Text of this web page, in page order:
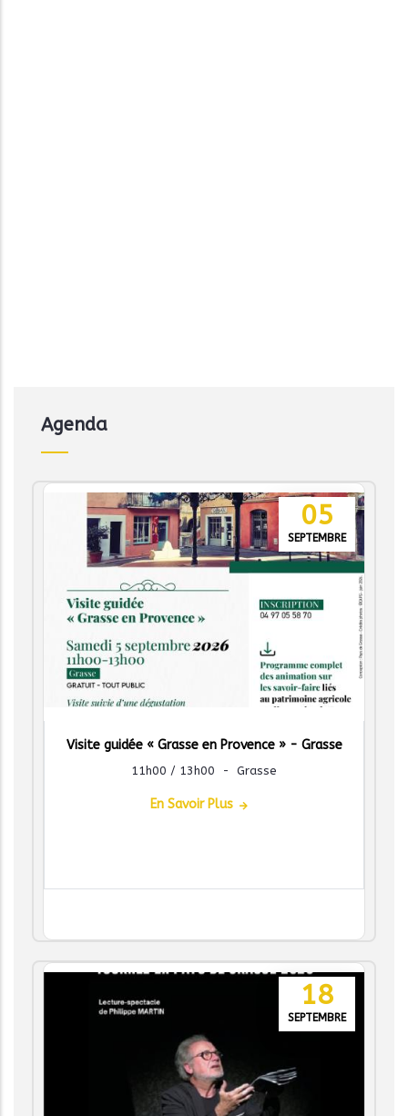
Agenda
05
SEPTEMBRE
Visite guidée « Grasse en Provence » - Grasse
11h00 / 13h00 - Grasse
En Savoir Plus
18
SEPTEMBRE